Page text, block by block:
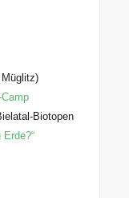
Biotopen